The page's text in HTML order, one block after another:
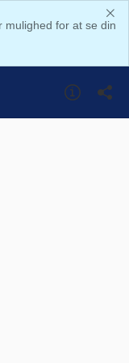
mulighed for at se din